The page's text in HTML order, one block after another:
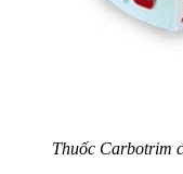
Thuốc Carbotrim